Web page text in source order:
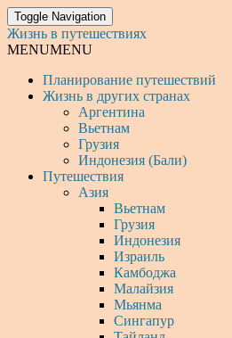
Toggle Navigation
Жизнь в путешествиях
MENUMENU
Планирование путешествий
Жизнь в других странах
Аргентина
Вьетнам
Грузия
Индонезия (Бали)
Путешествия
Азия
Вьетнам
Грузия
Индонезия
Израиль
Камбоджа
Малайзия
Мьянма
Сингапур